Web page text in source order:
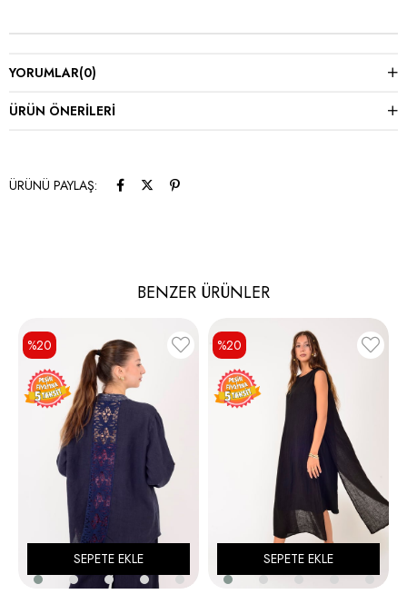
YORUMLAR(0)
ÜRÜN ÖNERILERI
ÜRÜNÜ PAYLAŞ:
BENZER ÜRÜNLER
SEPETE EKLE
%20
SEPETE EKLE
%20